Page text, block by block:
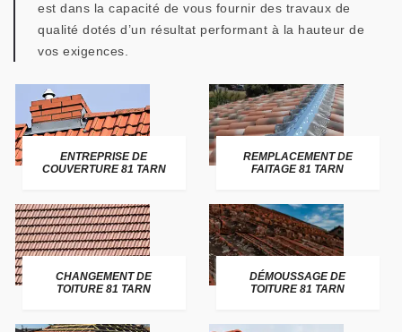
est dans la capacité de vous fournir des travaux de
qualité dotés d’un résultat performant à la hauteur de
vos exigences.
ENTREPRISE DE
COUVERTURE 81 TARN
REMPLACEMENT DE
FAITAGE 81 TARN
CHANGEMENT DE
TOITURE 81 TARN
DÉMOUSSAGE DE
TOITURE 81 TARN